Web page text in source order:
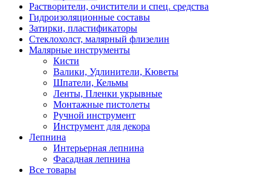
Растворители, очистители и спец. средства
Гидроизоляционные составы
Затирки, пластификаторы
Стеклохолст, малярный флизелин
Малярные инструменты
Кисти
Валики, Удлинители, Кюветы
Шпатели, Кельмы
Ленты, Пленки укрывные
Монтажные пистолеты
Ручной инструмент
Инструмент для декора
Лепнина
Интерьерная лепнина
Фасадная лепнина
Все товары